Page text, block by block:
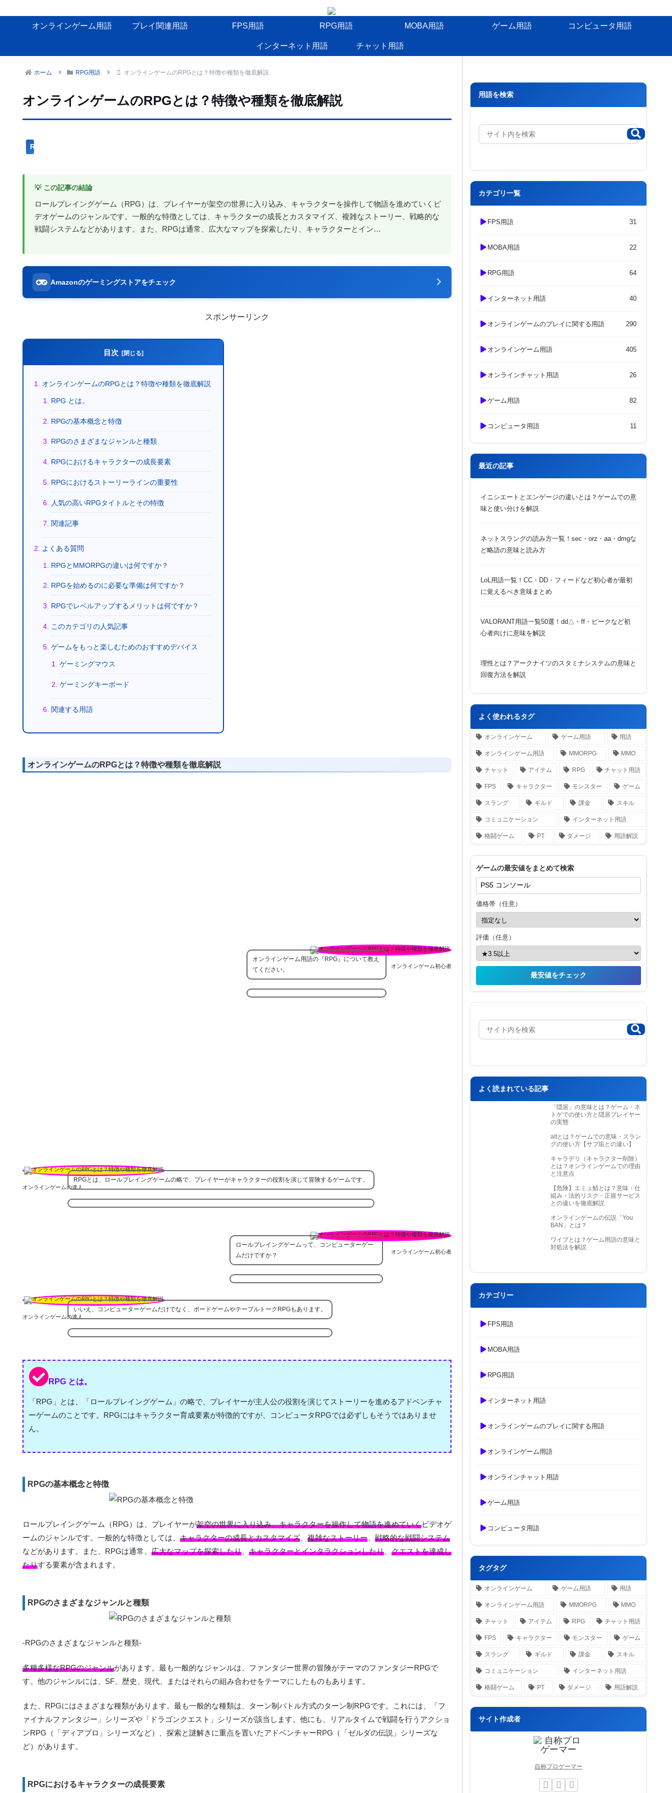
オンラインゲーム用語 プレイ関連用語 FPS用語 RPG用語 MOBA用語 ゲーム用語 コンピュータ用語
インターネット用語 チャット用語
ホーム RPG用語 オンラインゲームのRPGとは？特徴や種類を徹底解説
オンラインゲームのRPGとは？特徴や種類を徹底解説
RPG用語
💡 この記事の結論
ロールプレイングゲーム（RPG）は、プレイヤーが架空の世界に入り込み、キャラクターを操作して物語を進めていくビ
デオゲームのジャンルです。一般的な特徴としては、キャラクターの成長とカスタマイズ、複雑なストーリー、戦略的な
戦闘システムなどがあります。また、RPGは通常、広大なマップを探索したり、キャラクターとイン…
Amazonのゲーミングストアをチェック
スポンサーリンク
目次
オンラインゲームのRPGとは？特徴や種類を徹底解説
RPG とは。
RPGの基本概念と特徴
RPGのさまざまなジャンルと種類
RPGにおけるキャラクターの成長要素
RPGにおけるストーリーラインの重要性
人気の高いRPGタイトルとその特徴
関連記事
よくある質問
RPGとMMORPGの違いは何ですか？
RPGを始めるのに必要な準備は何ですか？
RPGでレベルアップするメリットは何ですか？
このカテゴリの人気記事
ゲームをもっと楽しむためのおすすめデバイス
ゲーミングマウス
ゲーミングキーボード
関連する用語
オンラインゲームのRPGとは？特徴や種類を徹底解説
オンラインゲーム初心者
オンラインゲーム用語の『RPG』について教え
てください。
オンラインゲームの達人
RPGとは、ロールプレイングゲームの略で、プレイヤーがキャラクターの役割を演じて冒険するゲームです。
オンラインゲーム初心者
ロールプレイングゲームって、コンピューターゲー
ムだけですか？
オンラインゲームの達人
いいえ、コンピューターゲームだけでなく、ボードゲームやテーブルトークRPGもあります。
RPG とは。
「RPG」とは、「ロールプレイングゲーム」の略で、プレイヤーが主人公の役割を演じてストーリーを進めるアドベンチャ
ーゲームのことです。RPGにはキャラクター育成要素が特徴的ですが、コンピュータRPGでは必ずしもそうではありませ
ん。
RPGの基本概念と特徴
ロールプレイングゲーム（RPG）は、プレイヤーが架空の世界に入り込み、キャラクターを操作して物語を進めていくビデオゲ
ームのジャンルです。一般的な特徴としては、 キャラクターの成長とカスタマイズ 複雑なストーリー
戦略的な戦闘システム
などがあります。また、RPGは通常、 広大なマップを探索したり キャラクターとインタラクションしたり
クエストを達成し
たりする要素が含まれます。
RPGのさまざまなジャンルと種類
-RPGのさまざまなジャンルと種類-
多種多様なRPGのジャンルがあります。最も一般的なジャンルは、ファンタジー世界の冒険がテーマのファンタジーRPGで
す。他のジャンルには、SF、歴史、現代、またはそれらの組み合わせをテーマにしたものもあります。
また、RPGにはさまざまな種類があります。最も一般的な種類は、ターン制バトル方式のターン制RPGです。これには、「フ
ァイナルファンタジー」シリーズや「ドラゴンクエスト」シリーズが該当します。他にも、リアルタイムで戦闘を行うアクショ
ンRPG（「ディアブロ」シリーズなど）、探索と謎解きに重点を置いたアドベンチャーRPG（「ゼルダの伝説」シリーズな
ど）があります。
RPGにおけるキャラクターの成長要素
用語を検索
カテゴリ一覧
FPS用語 31
MOBA用語 22
RPG用語 64
インターネット用語 40
オンラインゲームのプレイに関する用語 290
オンラインゲーム用語 405
オンラインチャット用語 26
ゲーム用語 82
コンピュータ用語 11
最近の記事
イニシエートとエンゲージの違いとは？ゲームでの意
味と使い分けを解説
ネットスラングの読み方一覧！sec・orz・aa・dmgな
ど略語の意味と読み方
LoL用語一覧！CC・DD・フィードなど初心者が最初
に覚えるべき意味まとめ
VALORANT用語一覧50選！dd△・ff・ピークなど初
心者向けに意味を解説
理性とは？アークナイツのスタミナシステムの意味と
回復方法を解説
よく使われるタグ
オンラインゲーム ゲーム用語 用語
オンラインゲーム用語 MMORPG MMO
チャット アイテム RPG チャット用語
FPS キャラクター モンスター ゲーム
スラング ギルド 課金 スキル
コミュニケーション インターネット用語
格闘ゲーム PT ダメージ 用語解説
ゲームの最安値をまとめて検索
価格帯（任意）
評価（任意）
最安値をチェック
よく読まれている記事
「隠居」の意味とは？ゲーム・ネ
トゲでの使い方と隠居プレイヤー
の実態
altとは？ゲームでの意味・スラン
グの使い方【サブ垢との違い】
キャラデリ（キャラクター削除）
とは？オンラインゲームでの理由
と注意点
【危険】エミュ鯖とは？意味・仕
組み・法的リスク・正規サービス
との違いを徹底解説
オンラインゲームの伝説「You
BAN」とは？
ワイプとは？ゲーム用語の意味と
対処法を解説
カテゴリー
FPS用語
MOBA用語
RPG用語
インターネット用語
オンラインゲームのプレイに関する用語
オンラインゲーム用語
オンラインチャット用語
ゲーム用語
コンピュータ用語
タグタグ
オンラインゲーム ゲーム用語 用語
オンラインゲーム用語 MMORPG MMO
チャット アイテム RPG チャット用語
FPS キャラクター モンスター ゲーム
スラング ギルド 課金 スキル
コミュニケーション インターネット用語
格闘ゲーム PT ダメージ 用語解説
サイト作成者
自称プロゲーマー